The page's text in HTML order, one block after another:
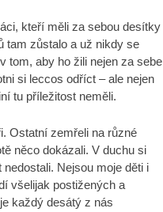
kteří měli za sebou desítky
tam zůstalo a už nikdy se
tom, aby ho žili nejen za sebe
si leccos odříct – ale nejen
tu příležitost neměli.
Ostatní zemřeli na různé
něco dokázali. V duchu si
Nejsou moje děti i
všelijak postižených a
každý desátý z nás